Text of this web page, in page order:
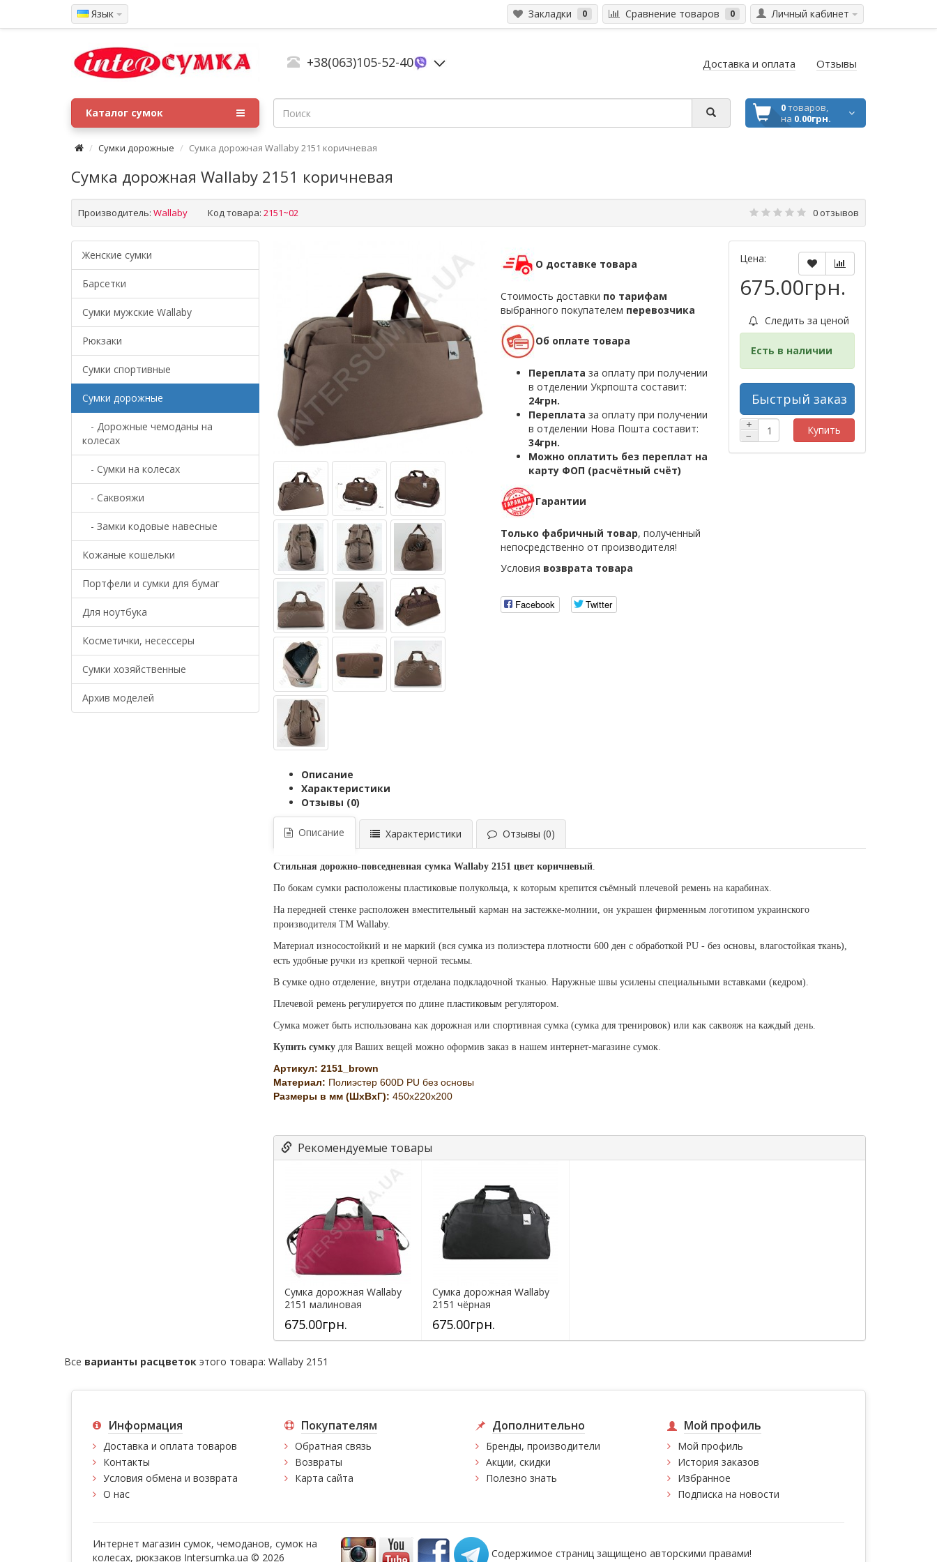
Язык Закладки 0 Сравнение товаров 0 Личный кабинет
+38(063)105-52-40 Доставка и оплата Отзывы
0товаров,
на 0.00грн.
Каталог сумок
Сумки дорожные Сумка дорожная Wallaby 2151 коричневая
Сумка дорожная Wallaby 2151 коричневая
Производитель: Wallaby Код товара: 2151~02 0 отзывов
Женские сумки
Барсетки
Cумки мужские Wallaby
Рюкзаки
Сумки спортивные
Сумки дорожные
- Дорожные чемоданы на
колесах
- Сумки на колесах
- Саквояжи
- Замки кодовые навесные
Кожаные кошельки
Портфели и сумки для бумаг
Для ноутбука
Косметички, несессеры
Сумки хозяйственные
Архив моделей
Описание
Характеристики
Отзывы (0)
О доставке товара
Стоимость доставки по тарифам
выбранного покупателем перевозчика
Об оплате товара
Переплата за оплату при получении
в отделении Укрпошта составит:
24грн.
Переплата за оплату при получении
в отделении Нова Пошта составит:
34грн.
Можно оплатить без переплат на
карту ФОП (расчётный счёт)
Гарантии
Только фабричный товар, полученный
непосредственно от производителя!
Условия возврата товара
Facebook Twitter
Цена:
675.00грн.
Следить за ценой
Есть в наличии
Быстрый заказ
+
−
Купить
Описание Характеристики Отзывы (0)
Стильная дорожно-повседневная сумка Wallaby 2151 цвет коричневый.
По бокам сумки расположены пластиковые полукольца, к которым крепится съёмный плечевой ремень на карабинах.
На передней стенке расположен вместительный карман на застежке-молнии, он украшен фирменным логотипом украинского
производителя ТМ Wallaby.
Материал износостойкий и не маркий (вся сумка из полиэстера плотности 600 ден с обработкой PU - без основы, влагостойкая ткань),
есть удобные ручки из крепкой черной тесьмы.
В сумке одно отделение, внутри отделана подкладочной тканью. Наружные швы усилены специальными вставками (кедром).
Плечевой ремень регулируется по длине пластиковым регулятором.
Сумка может быть использована как дорожная или спортивная сумка (сумка для тренировок) или как саквояж на каждый день.
Купить сумку для Ваших вещей можно оформив заказ в нашем интернет-магазине сумок.
Артикул: 2151_brown
Материал: Полиэстер 600D PU без основы
Размеры в мм (ШхВхГ): 450x220x200
Рекомендуемые товары
Сумка дорожная Wallaby
2151 малиновая
675.00грн.
Сумка дорожная Wallaby
2151 чёрная
675.00грн.
Все варианты расцветок этого товара: Wallaby 2151
Информация
Доставка и оплата товаров
Контакты
Условия обмена и возврата
О нас
Покупателям
Обратная связь
Возвраты
Карта сайта
Дополнительно
Бренды, производители
Акции, скидки
Полезно знать
Мой профиль
Мой профиль
История заказов
Избранное
Подписка на новости
Интернет магазин сумок, чемоданов, сумок на
колесах, рюкзаков Intersumka.ua © 2026
Содержимое страниц защищено авторскими правами!